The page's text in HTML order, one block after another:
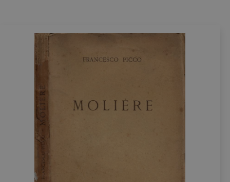
SPEDIZIONI
BLOG
CHI SIAMO